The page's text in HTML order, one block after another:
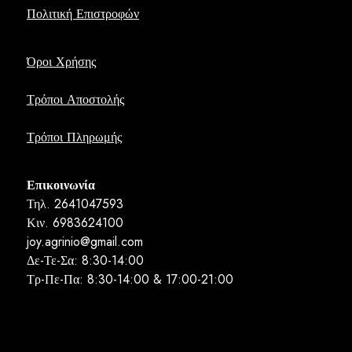
Πολιτική Επιστροφών
Όροι Χρήσης
Τρόποι Αποστολής
Τρόποι Πληρωμής
Επικοινωνία
Τηλ. 2641047593
Κιν. 6983624100
joy.agrinio@gmail.com
Δε-Τε-Σα: 8:30-14:00
Τρ-Πε-Πα: 8:30-14:00 & 17:00-21:00